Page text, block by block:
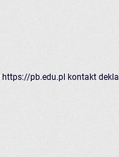
https://pb.edu.pl kontakt